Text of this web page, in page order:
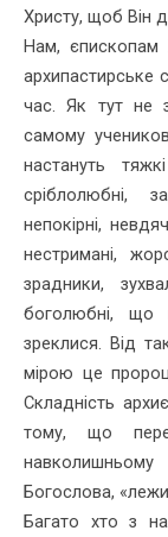
Христу, щоб Він
Нам, єпископам
архипастирське
час. Як тут не
самому
настануть
сріблолюбні,
непокірні,
нестримані,
зрадники,
боголюбні, що
зреклися. Від
мірою це
Складність
тому, що
Богослова,
Багато хто з